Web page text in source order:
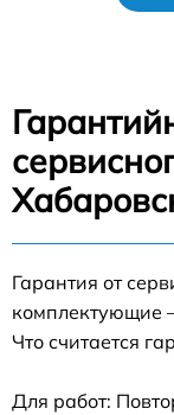
Гарантия от
комплектующие
Что считается
Для работ: